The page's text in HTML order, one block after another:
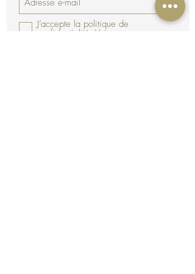
J’accepte la politique de
confidentialité. Voir